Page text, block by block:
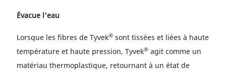
Évacue l'eau
Lorsque les fibres de Tyvek® sont tissées et liées à haute
température et haute pression, Tyvek® agit comme un
matériau thermoplastique, retournant à un état de